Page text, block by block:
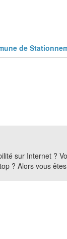
de
sur Internet ?
? Alors vous